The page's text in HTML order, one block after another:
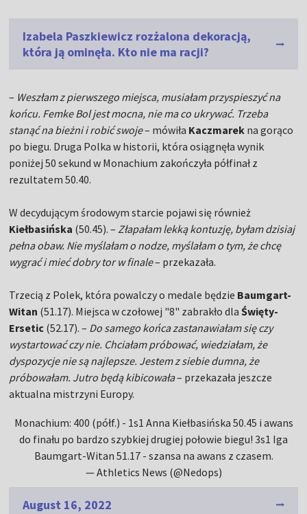
Izabela Paszkiewicz rozżalona dekoracją,
która ją ominęła. Kto nie ma racji?
– Weszłam z pierwszego miejsca, musiałam przyspieszyć na
końcu. Femke Bol jest mocna, nie ma co ukrywać. Trzeba
stanąć na bieżni i robić swoje– mówiła Kaczmarek na gorąco
po biegu. Druga Polka w historii, która osiągnęła wynik
poniżej 50 sekund w Monachium zakończyła półfinał z
rezultatem 50.40.
W decydującym środowym starcie pojawi się również
Kiełbasińska (50.45). – Złapałam lekką kontuzję, byłam dzisiaj
pełna obaw. Nie myślałam o nodze, myślałam o tym, że chcę
wygrać i mieć dobry tor w finale– przekazała.
Trzecią z Polek, która powalczy o medale będzie Baumgart-
Witan (51.17). Miejsca w czołowej "8" zabrakło dlaŚwięty-
Ersetic (52.17). – Do samego końca zastanawiałam się czy
wystartować czy nie. Chciałam próbować, wiedziałam, że
dyspozycje nie są najlepsze. Jestem z siebie dumna, że
próbowałam. Jutro będą kibicowała– przekazała jeszcze
aktualna mistrzyni Europy.
Monachium: 400 (półf.) - 1s1 Anna Kiełbasińska 50.45 i awans
do finału po bardzo szybkiej drugiej połowie biegu! 3s1 Iga
Baumgart-Witan 51.17 - szansa na awans z czasem.
— Athletics News (@Nedops)
August 16, 2022